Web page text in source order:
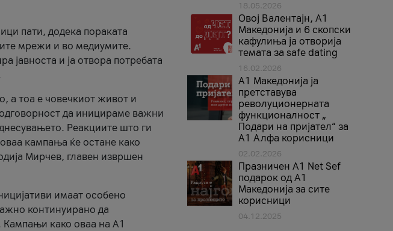
пати, додека пораката
мрежи и во медиумите.
јавноста и ја отвора потребата
а тоа е човечкиот живот и
одговорност да иницираме важни
Реакциите што ги
кампања ќе остане како
Мирчев, главен извршен
имаат особено
континуирано да
Кампањи како оваа на A1
18.05.2026
Овој Валентајн, A1
Македонија и 6 скопски
кафулиња ја отворија
темата за safe dating
16.02.2026
А1 Македонија ја
претставува
револуционерната
функционалност „
Подари на пријател“ за
А1 Алфа корисници
02.02.2026
Празничен A1 Net Sеf
подарок од А1
Македонија за сите
корисници
04.12.2025